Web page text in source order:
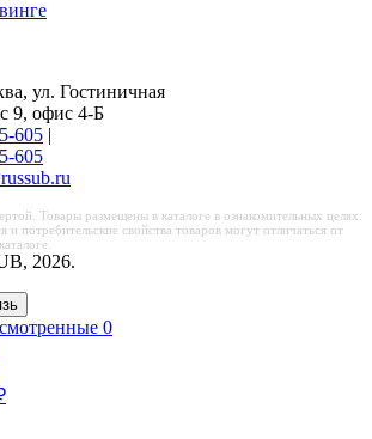
ул. Гостиничная
9, офис 4-Б
605 |
605
Товары размещены в каталоге в ознакомительных целях.
и потребительские свойства товаров могут отличаться от
2026.
0